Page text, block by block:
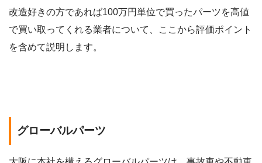
改造好きの方であれば100万円単位で買ったパーツを高値
で買い取ってくれる業者について、ここから評価ポイント
を含めて説明します。
グローバルパーツ